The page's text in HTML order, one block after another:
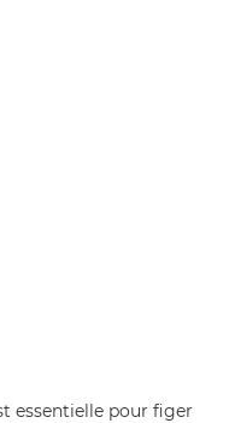
essentielle pour figer